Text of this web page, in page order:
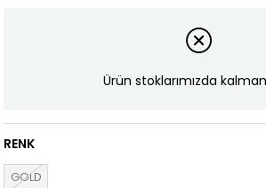
Ürün stoklarımızda
RENK
GOLD